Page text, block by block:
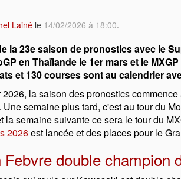
Lainé le 14/02/2026 à 18:00.
la 23e saison de pronostics avec le
en Thaïlande le 1er mars et le
et 130 courses sont au calendrier
2026, la saison des pronostics
semaine plus tard, c'est au tour du
la semaine suivante ce sera le tour du
2026est lancée et des places pour le
Febvre double champion